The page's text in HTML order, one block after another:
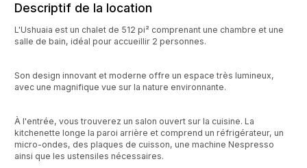
Descriptif de la location
L'Ushuaia est un chalet de 512 pi² comprenant une chambre et une
salle de bain, idéal pour accueillir 2 personnes.
Son design innovant et moderne offre un espace très lumineux,
avec une magnifique vue sur la nature environnante.
À l'entrée, vous trouverez un salon ouvert sur la cuisine. La
kitchenette longe la paroi arrière et comprend un réfrigérateur, un
micro-ondes, des plaques de cuisson, une machine Nespresso
ainsi que les ustensiles nécessaires.